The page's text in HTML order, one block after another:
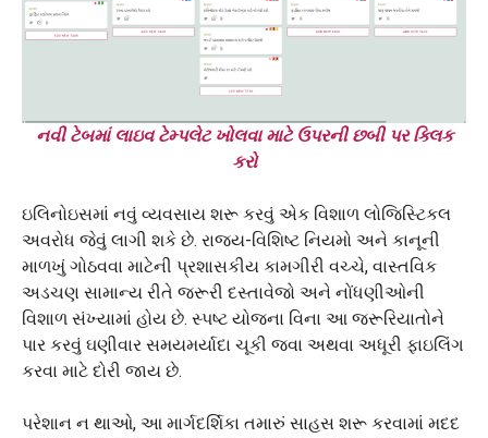
નવી ટેબમાં લાઇવ ટેમ્પલેટ ખોલવા માટે ઉપરની છબી પર ક્લિક
કરો
ઇલિનોઇસમાં નવું વ્યવસાય શરૂ કરવું એક વિશાળ લોજિસ્ટિકલ
અવરોધ જેવું લાગી શકે છે. રાજ્ય-વિશિષ્ટ નિયમો અને કાનૂની
માળખું ગોઠવવા માટેની પ્રશાસકીય કામગીરી વચ્ચે, વાસ્તવિક
અડચણ સામાન્ય રીતે જરૂરી દસ્તાવેજો અને નોંધણીઓની
વિશાળ સંખ્યામાં હોય છે. સ્પષ્ટ યોજના વિના આ જરૂરિયાતોને
પાર કરવું ઘણીવાર સમયમર્યાદા ચૂકી જવા અથવા અધૂરી ફાઇલિંગ
કરવા માટે દોરી જાય છે.
પરેશાન ન થાઓ, આ માર્ગદર્શિકા તમારું સાહસ શરૂ કરવામાં મદદ